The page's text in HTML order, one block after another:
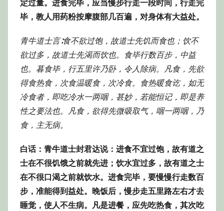
定过量。进食完毕，应当慢步行走一段时间，行走完
毕，教人用药粉按摩腹部几百遍，对身体有大益处。
青牛道士言∶食不欲过饱，故道士先饥而食也；饮不
欲过多，故道士先渴而饮也。食毕行数百步，中益
也。暮食毕，行五里许乃卧，令人除病。凡食，先欲
得食热食，次食温暖食，次冷食。食热暖食讫，如无
冷食者，即吃冷水一两咽，甚妙，若能恒记，即是养
性之要法也。凡食，欲得先微吸取气，咽一两咽，乃
食，主无病。
白话：青牛道士封君达说：进食不宜过饱，故有道之
士在不很饥饿之前就先进；饮水宜过多，故有道之士
在不很口渴之前就饮水。进食完毕，要慢慢行走数百
步，准能得到益处。晚饭后，慢步走五里路左右才去
睡觉，使人不生病。凡是进餐，应先吃热食，其次吃